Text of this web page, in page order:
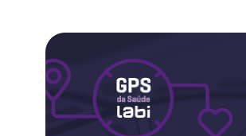
Maternidade
Novidades do Labi
Saúde da Mulher